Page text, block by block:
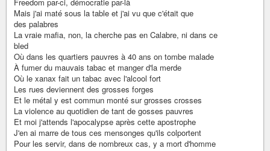
Mais j'ai maté sous la table et j'ai vu que c'était que
des palabres
La vraie mafia, non, la cherche pas en Calabre, ni dans ce
bled
Où dans les quartiers pauvres à 40 ans on tombe malade
À fumer du mauvais tabac et manger d'la merde
Où le xanax fait un tabac avec l'alcool fort
Les rues deviennent des grosses forges
Et le métal y est commun monté sur grosses crosses
La violence au quotidien de tant de gosses pauvres
Et moi j'attends l'apocalypse après cette apostrophe
J'en ai marre de tous ces mensonges qu'ils colportent
Pour les servir, dans de nombreux cas, y a mort d'homme